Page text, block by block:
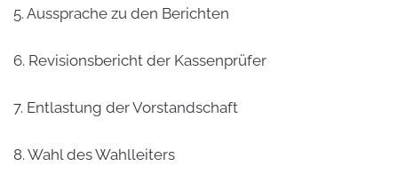
5. Aussprache zu den Berichten
6. Revisionsbericht der Kassenprüfer
7. Entlastung der Vorstandschaft
8. Wahl des Wahlleiters